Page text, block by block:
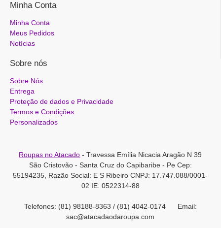
Minha Conta
Minha Conta
Meus Pedidos
Notícias
Sobre nós
Sobre Nós
Entrega
Proteção de dados e Privacidade
Termos e Condições
Personalizados
Roupas no Atacado - Travessa Emília Nicacia Aragão N 39
São Cristovão - Santa Cruz do Capibaribe - Pe Cep:
55194235, Razão Social: E S Ribeiro CNPJ: 17.747.088/0001-
02 IE: 0522314-88
Telefones: (81) 98188-8363 / (81) 4042-0174 Email:
sac@atacadaodaroupa.com